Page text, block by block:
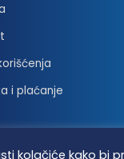
i plaćanje
kolačiće kako bi